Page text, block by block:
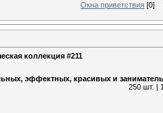
Окна приветствия [0]
коллекция #211
эффектных, красивых и
250 шт. |